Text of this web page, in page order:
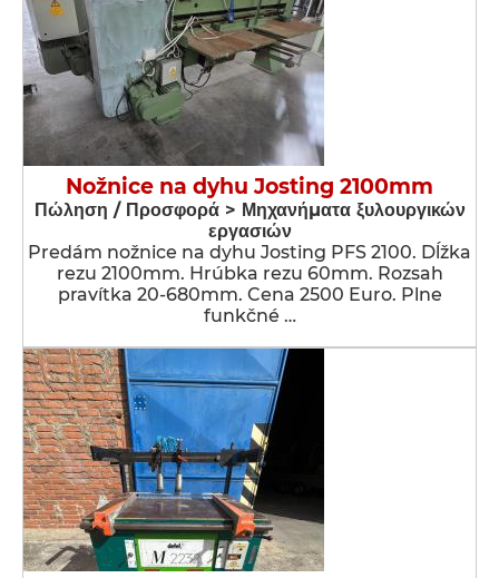
Nožnice na dyhu Josting 2100mm
Πώληση / Προσφορά > Μηχανήματα ξυλουργικών
εργασιών
Predám nožnice na dyhu Josting PFS 2100. Dĺžka
rezu 2100mm. Hrúbka rezu 60mm. Rozsah
pravítka 20-680mm. Cena 2500 Euro. Plne
funkčné …